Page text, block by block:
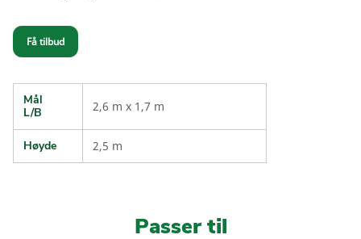
Få tilbud
Mål
L/B
2,6 m x 1,7 m
Høyde 2,5 m
Passer til